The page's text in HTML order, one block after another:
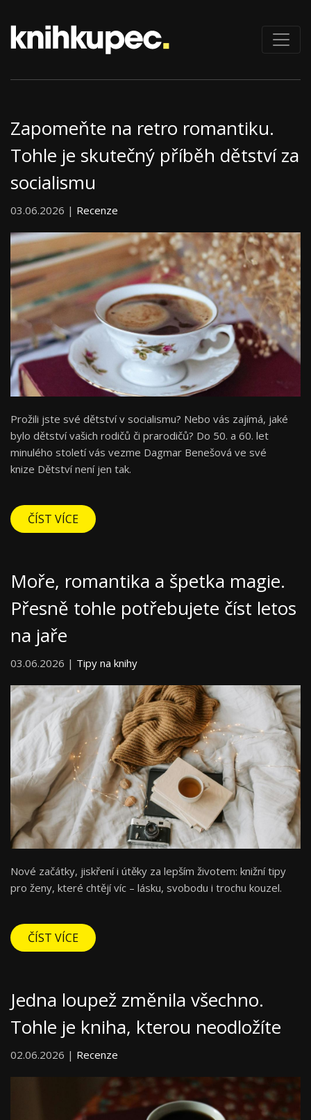
Zapomeňte na retro romantiku.
Tohle je skutečný příběh dětství za
socialismu
03.06.2026 | Recenze
Prožili jste své dětství v socialismu? Nebo vás zajímá, jaké
bylo dětství vašich rodičů či prarodičů? Do 50. a 60. let
minulého století vás vezme Dagmar Benešová ve své
knize Dětství není jen tak.
ČÍST VÍCE
Moře, romantika a špetka magie.
Přesně tohle potřebujete číst letos
na jaře
03.06.2026 | Tipy na knihy
Nové začátky, jiskření i útěky za lepším životem: knižní tipy
pro ženy, které chtějí víc – lásku, svobodu i trochu kouzel.
ČÍST VÍCE
Jedna loupež změnila všechno.
Tohle je kniha, kterou neodložíte
02.06.2026 | Recenze